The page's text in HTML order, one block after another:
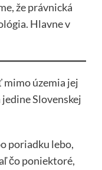
že právnická
Hlavne v
mimo územia jej
Slovenskej
poriadku lebo,
čo poniektoré,